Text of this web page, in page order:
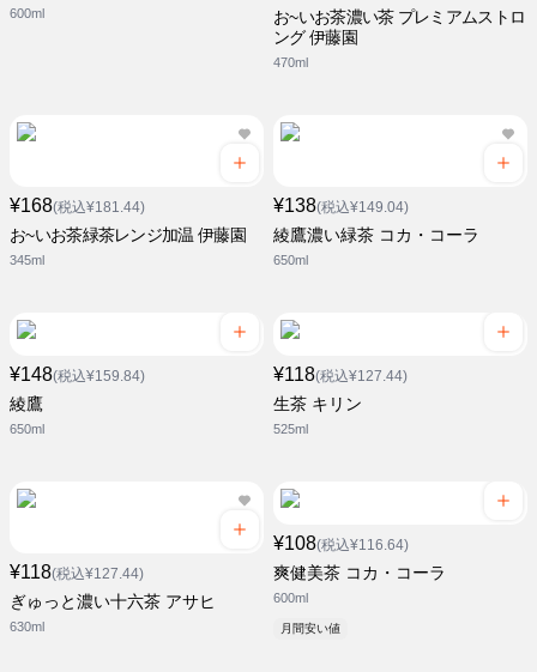
600ml
お~いお茶濃い茶 プレミアムストロ
ング 伊藤園
470ml
¥168(税込¥181.44)
お~いお茶緑茶レンジ加温 伊藤園
345ml
¥138(税込¥149.04)
綾鷹濃い緑茶 コカ・コーラ
650ml
¥148(税込¥159.84)
綾鷹
650ml
¥118(税込¥127.44)
生茶 キリン
525ml
¥118(税込¥127.44)
ぎゅっと濃い十六茶 アサヒ
630ml
¥108(税込¥116.64)
爽健美茶 コカ・コーラ
600ml
月間安い値